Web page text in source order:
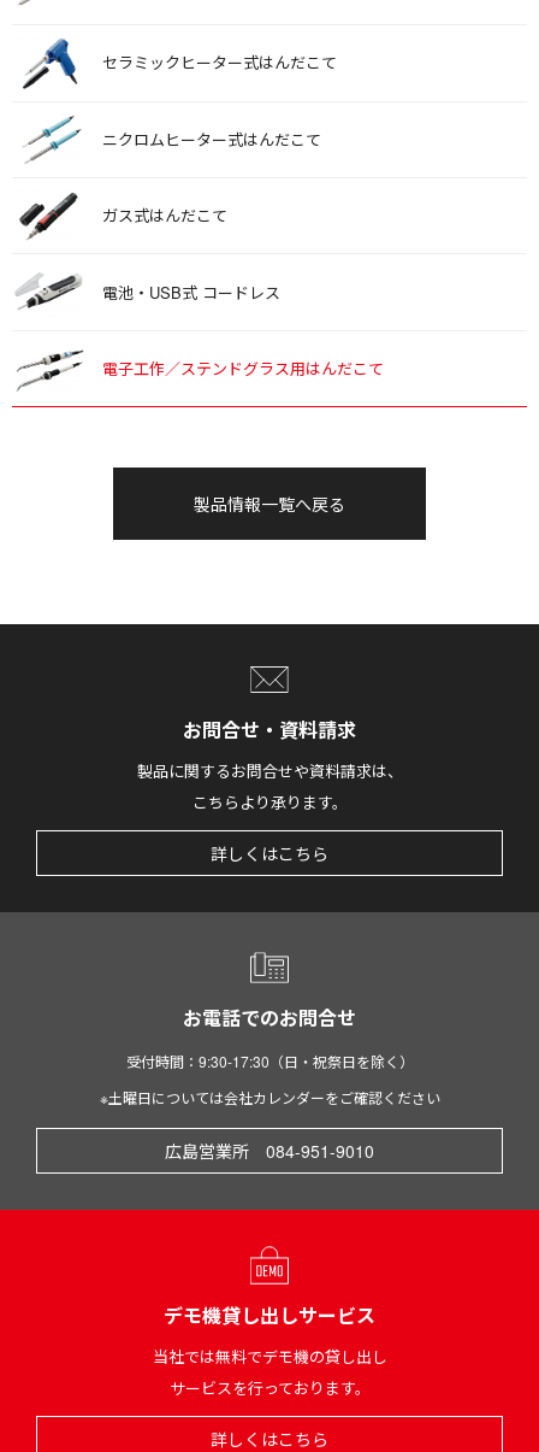
セラミックヒーター式はんだこて
ニクロムヒーター式はんだこて
ガス式はんだこて
電池・USB式 コードレス
電子工作／ステンドグラス用はんだこて
製品情報一覧へ戻る
お問合せ・資料請求
製品に関するお問合せや資料請求は、
こちらより承ります。
詳しくはこちら
お電話でのお問合せ
受付時間：9:30-17:30（日・祝祭日を除く）
※土曜日については会社カレンダーをご確認ください
広島営業所 084-951-9010
デモ機貸し出しサービス
当社では無料でデモ機の貸し出し
サービスを行っております。
詳しくはこちら